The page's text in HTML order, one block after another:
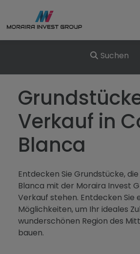
Kaufen
Neubau
Verkaufen
Bewertungen
Uber Uns
Blog
Suchen
Verkauf in
Blanca
Entdecken Sie Grundstücke,
Blanca mit der Moraira Invest
Verkauf stehen. Entdecken Sie
Möglichkeiten, um Ihr ideales
wunderschönen Region des
bauen.